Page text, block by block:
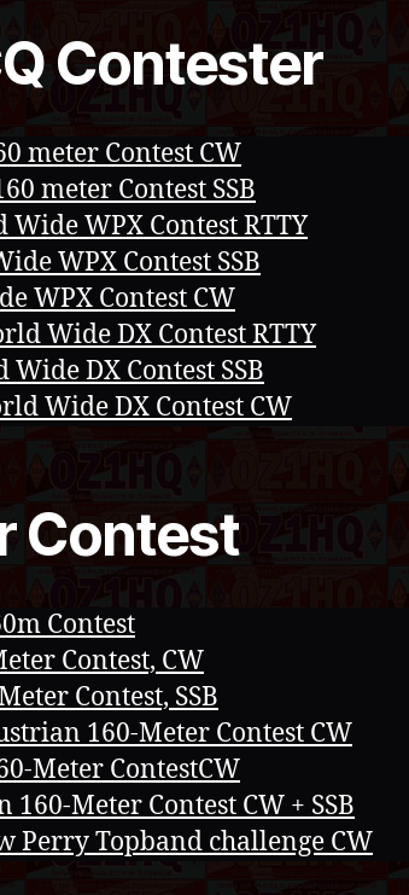
Contester
meter Contest CW
meter Contest SSB
Wide WPX Contest RTTY
WPX Contest SSB
WPX Contest CW
Wide DX Contest RTTY
Wide DX Contest SSB
Wide DX Contest CW
Contest
Contest
Contest, CW
Contest, SSB
160-Meter Contest CW
Meter ContestCW
160-Meter Contest CW + SSB
Perry Topband challenge CW